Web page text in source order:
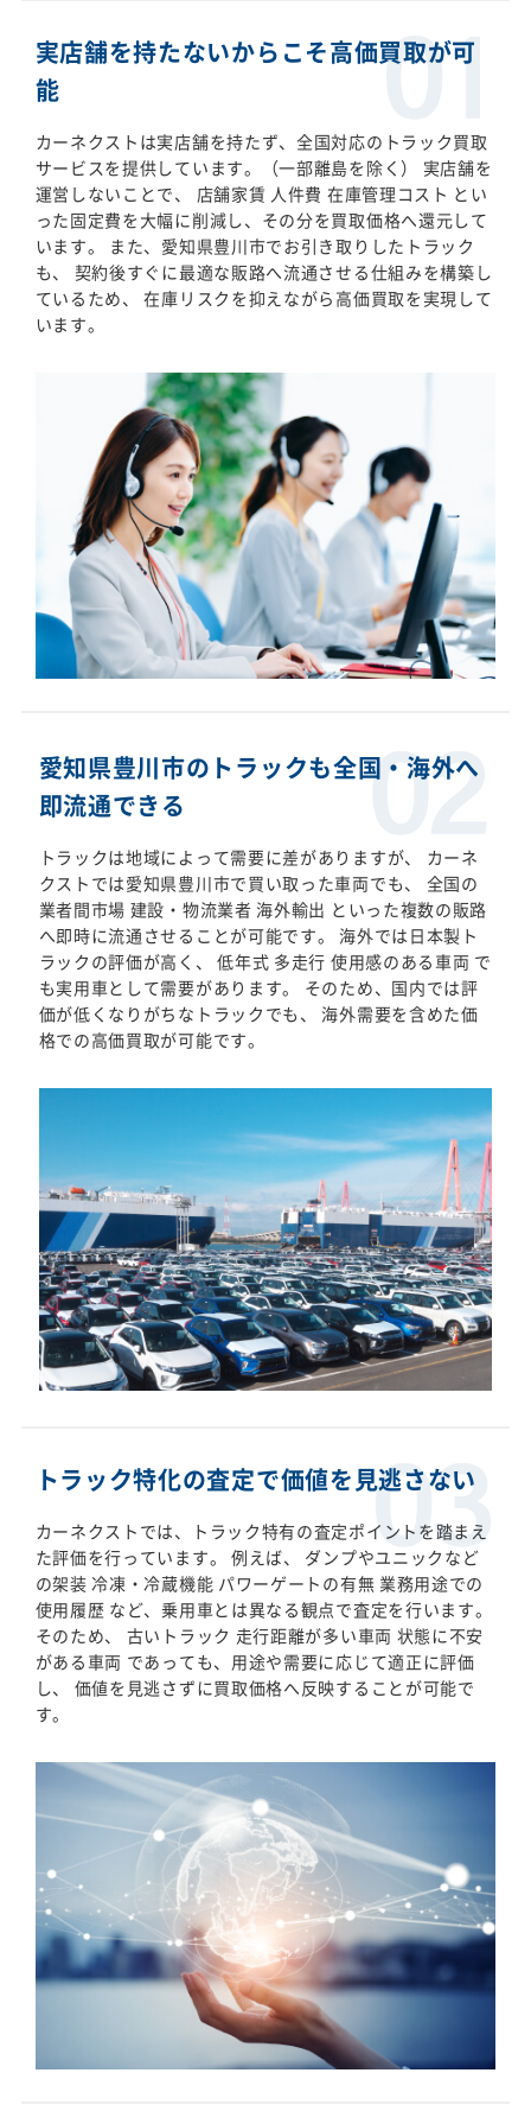
実店舗を持たないからこそ高価買取が可
能
カーネクストは実店舗を持たず、全国対応のトラック買取
サービスを提供しています。（一部離島を除く） 実店舗を
運営しないことで、 店舗家賃 人件費 在庫管理コスト とい
った固定費を大幅に削減し、その分を買取価格へ還元して
います。 また、愛知県豊川市でお引き取りしたトラック
も、 契約後すぐに最適な販路へ流通させる仕組みを構築し
ているため、 在庫リスクを抑えながら高価買取を実現して
います。
愛知県豊川市のトラックも全国・海外へ
即流通できる
トラックは地域によって需要に差がありますが、 カーネ
クストでは愛知県豊川市で買い取った車両でも、 全国の
業者間市場 建設・物流業者 海外輸出 といった複数の販路
へ即時に流通させることが可能です。 海外では日本製ト
ラックの評価が高く、 低年式 多走行 使用感のある車両 で
も実用車として需要があります。 そのため、国内では評
価が低くなりがちなトラックでも、 海外需要を含めた価
格での高価買取が可能です。
トラック特化の査定で価値を見逃さない
カーネクストでは、トラック特有の査定ポイントを踏まえ
た評価を行っています。 例えば、 ダンプやユニックなど
の架装 冷凍・冷蔵機能 パワーゲートの有無 業務用途での
使用履歴 など、乗用車とは異なる観点で査定を行います。
そのため、 古いトラック 走行距離が多い車両 状態に不安
がある車両 であっても、用途や需要に応じて適正に評価
し、 価値を見逃さずに買取価格へ反映することが可能で
す。